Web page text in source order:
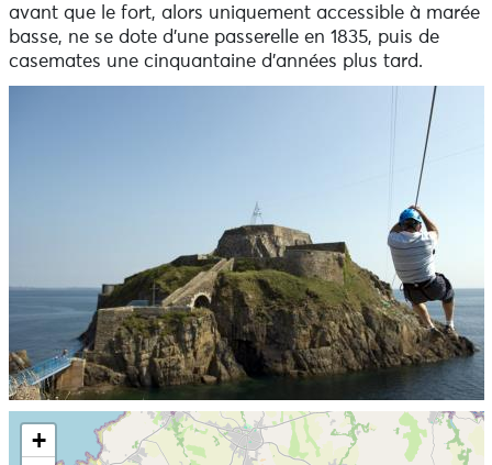
avant que le fort, alors uniquement accessible à marée
basse, ne se dote d’une passerelle en 1835, puis de
casemates une cinquantaine d’années plus tard.
Ne pas consulter la carte et aller directement aux
informations
+